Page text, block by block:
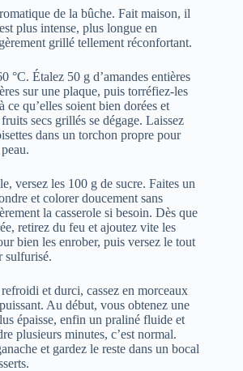
de la bûche. Fait maison, il
plus intense, plus longue en
grillé tellement réconfortant.
°C. Étalez 50 g d’amandes entières
sur une plaque, puis torréfiez-les
ce qu’elles soient bien dorées et
secs grillés se dégage. Laissez
dans un torchon propre pour
versez les 100 g de sucre. Faites un
et colorer doucement sans
la casserole si besoin. Dès que
retirez du feu et ajoutez vite les
bien les enrober, puis versez le tout
sulfurisé.
et durci, cassez en morceaux
Au début, vous obtenez une
épaisse, enfin un praliné fluide et
plusieurs minutes, c’est normal.
et gardez le reste dans un bocal